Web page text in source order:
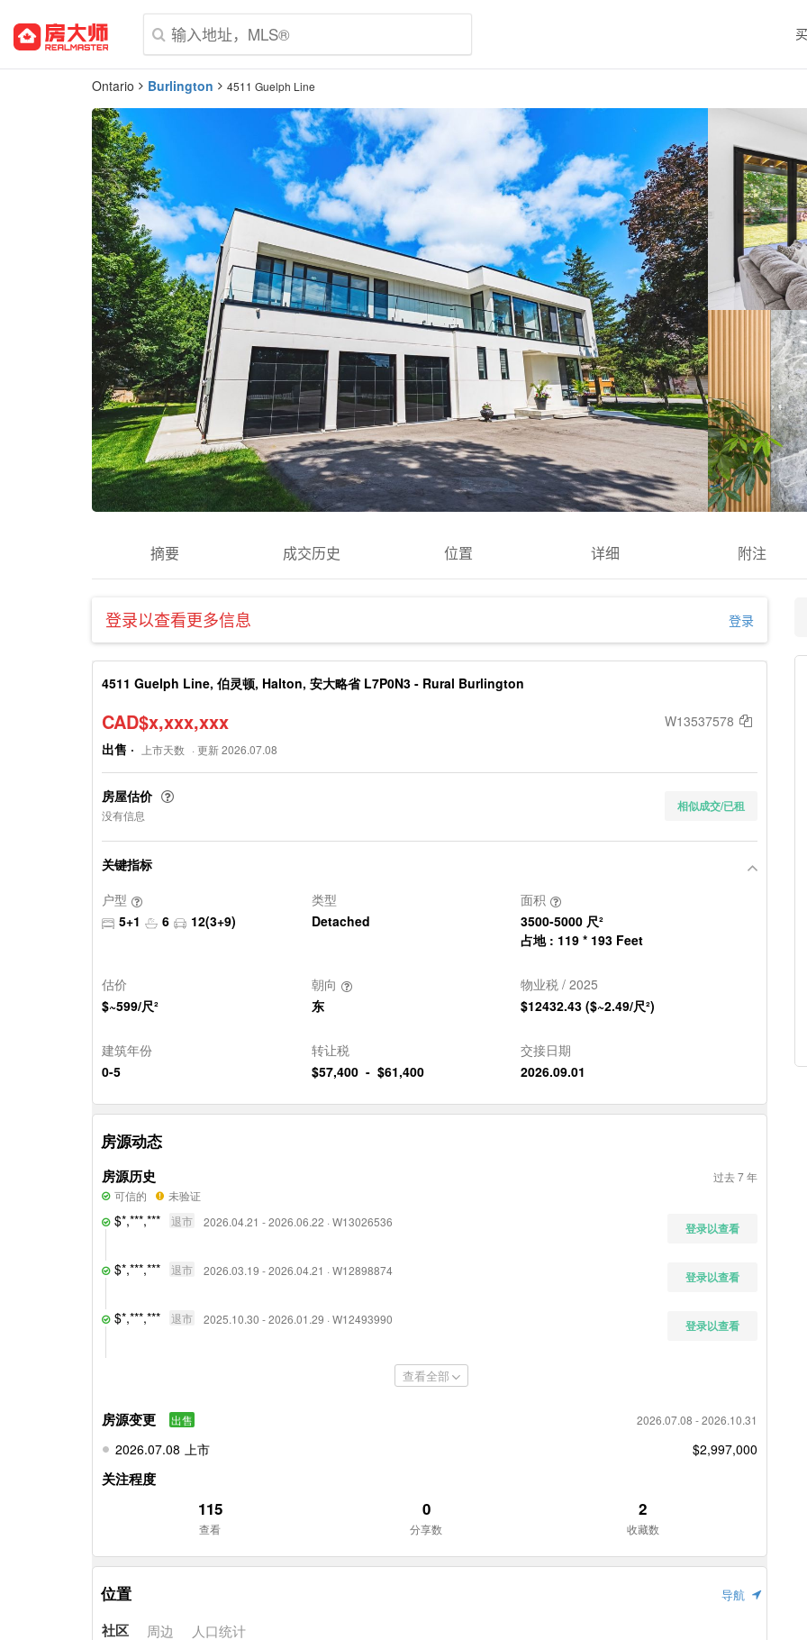
Ontario Burlington 4511 Guelph Line
摘要 成交历史 位置 详细 附注
登录以查看更多信息 登录